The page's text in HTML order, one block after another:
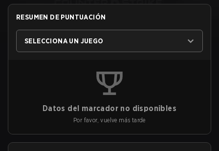
RESUMEN DE PUNTUACIÓN
SELECCIONA UN JUEGO
Datos del marcador no disponibles
Por favor, vuelve más tarde